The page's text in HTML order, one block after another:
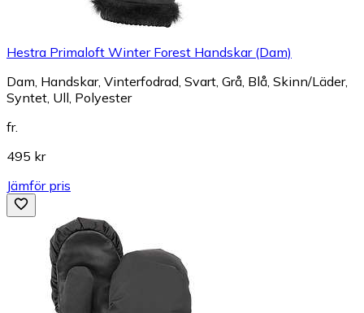
Hestra Primaloft Winter Forest Handskar (Dam)
Dam, Handskar, Vinterfodrad, Svart, Grå, Blå, Skinn/Läder,
Syntet, Ull, Polyester
fr.
495 kr
Jämför pris